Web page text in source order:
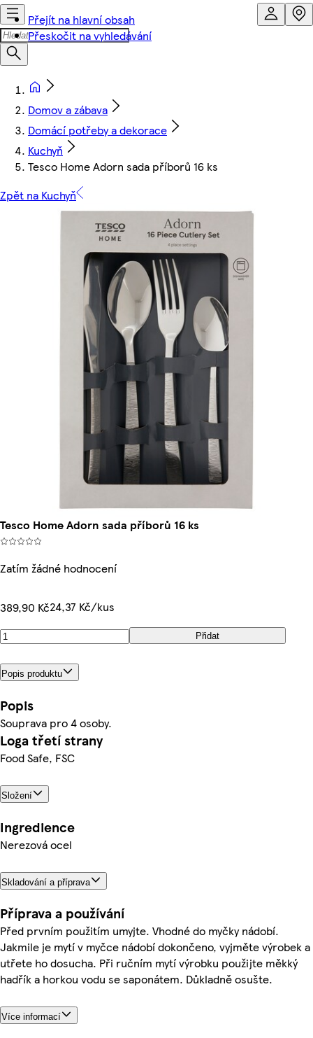
Přejít na hlavní obsah
Přeskočit na vyhledávání
Domov a zábava
Domácí potřeby a dekorace
Kuchyň
Tesco Home Adorn sada příborů 16 ks
Zpět na Kuchyň
Tesco Home Adorn sada příborů 16 ks
Zatím žádné hodnocení
389,90 Kč24,37 Kč/kus
Přidat
Popis produktu
Popis
Souprava pro 4 osoby.
Loga třetí strany
Food Safe, FSC
Složení
Ingredience
Nerezová ocel
Skladování a příprava
Příprava a používání
Před prvním použitím umyjte. Vhodné do myčky nádobí.
Jakmile je mytí v myčce nádobí dokončeno, vyjměte výrobek a
utřete ho dosucha. Při ručním mytí výrobku použijte měkký
hadřík a horkou vodu se saponátem. Důkladně osušte.
Více informací